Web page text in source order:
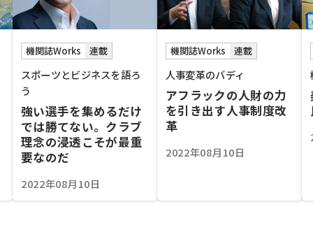
機関誌Works 連載
スポーツとビジネスを語ろ
う
強い選手を集めるだけ
では勝てない。クラブ
理念の浸透こそが最重
要なのだ
2022年08月10日
機関誌Works 連載
人事変革のバディ
アフラックの人財の力
を引き出す人事制度改
革
2022年08月10日